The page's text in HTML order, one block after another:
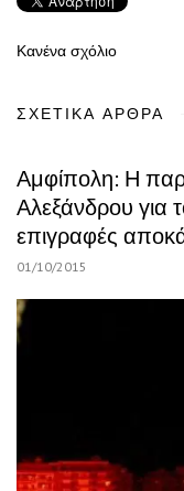
Κανένα σχόλιο
ΣΧΕΤΙΚΆ ΆΡΘΡΑ
Αμφίπολη: Η
Αλεξάνδρου για
επιγραφές
01/10/2015